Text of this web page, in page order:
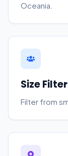
Oceania.
Size
Filter from